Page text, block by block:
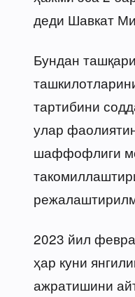
деди Шавкат
Бундан
тартибини
улар
шаффофлиги
2023 йил
ҳар куни
ажратишини